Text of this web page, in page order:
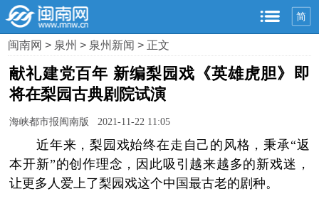
简
闽南网> 泉州> 泉州新闻> 正文
献礼建党百年 新编梨园戏《英雄虎胆》即
将在梨园古典剧院试演
海峡都市报闽南版 2021-11-22 11:05
近年来，梨园戏始终在走自己的风格，秉承“返
本开新”的创作理念，因此吸引越来越多的新戏迷，
让更多人爱上了梨园戏这个中国最古老的剧种。